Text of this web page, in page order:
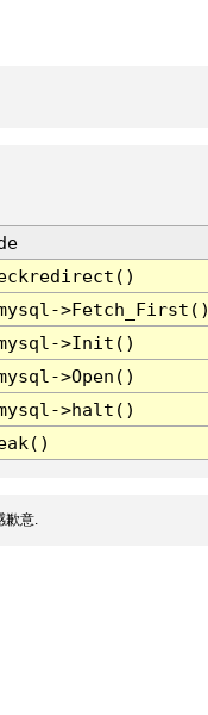
>Init()
>Open()
>halt()
歉意.